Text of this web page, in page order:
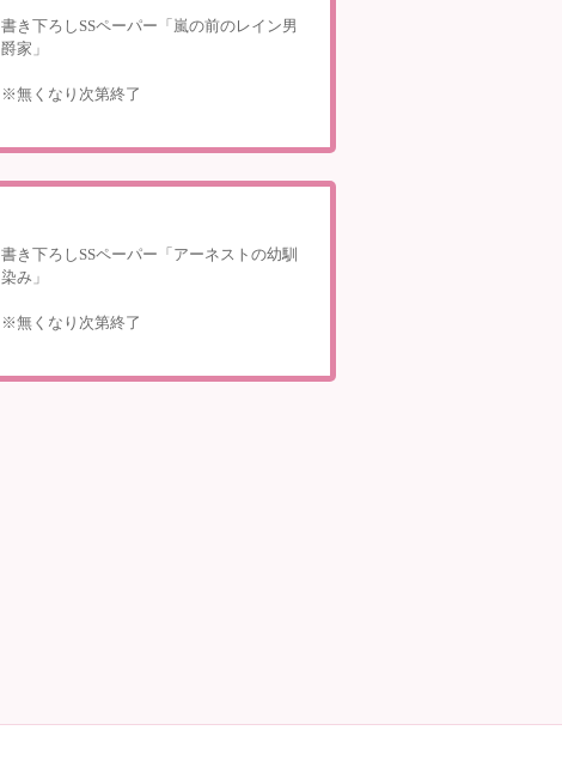
書き下ろしSSペーパー「嵐の前のレイン男
爵家」
※無くなり次第終了
書き下ろしSSペーパー「アーネストの幼馴
染み」
※無くなり次第終了